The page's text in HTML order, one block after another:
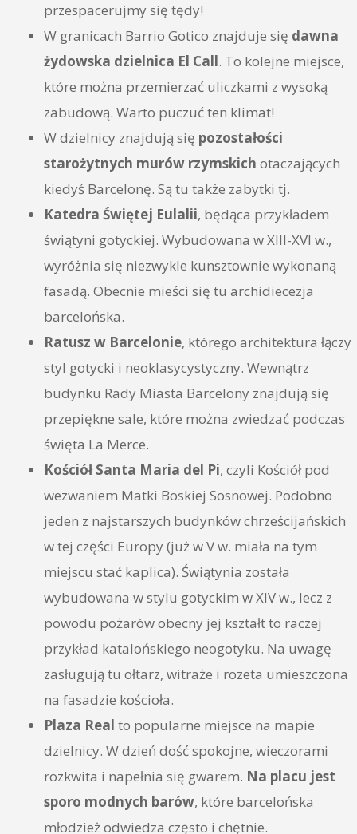
przespacerujmy się tędy!
W granicach Barrio Gotico znajduje się dawna
żydowska dzielnica El Call. To kolejne miejsce,
które można przemierzać uliczkami z wysoką
zabudową. Warto puczuć ten klimat!
W dzielnicy znajdują się pozostałości
starożytnych murów rzymskich otaczających
kiedyś Barcelonę. Są tu także zabytki tj.
Katedra Świętej Eulalii, będąca przykładem
świątyni gotyckiej. Wybudowana w XIII-XVI w.,
wyróżnia się niezwykle kunsztownie wykonaną
fasadą. Obecnie mieści się tu archidiecezja
barcelońska.
Ratusz w Barcelonie, którego architektura łączy
styl gotycki i neoklasycystyczny. Wewnątrz
budynku Rady Miasta Barcelony znajdują się
przepiękne sale, które można zwiedzać podczas
święta La Merce.
Kościół Santa Maria del Pi, czyli Kościół pod
wezwaniem Matki Boskiej Sosnowej. Podobno
jeden z najstarszych budynków chrześcijańskich
w tej części Europy (już w V w. miała na tym
miejscu stać kaplica). Świątynia została
wybudowana w stylu gotyckim w XIV w., lecz z
powodu pożarów obecny jej kształt to raczej
przykład katalońskiego neogotyku. Na uwagę
zasługują tu ołtarz, witraże i rozeta umieszczona
na fasadzie kościoła.
Plaza Real to popularne miejsce na mapie
dzielnicy. W dzień dość spokojne, wieczorami
rozkwita i napełnia się gwarem. Na placu jest
sporo modnych barów, które barcelońska
młodzież odwiedza często i chętnie.